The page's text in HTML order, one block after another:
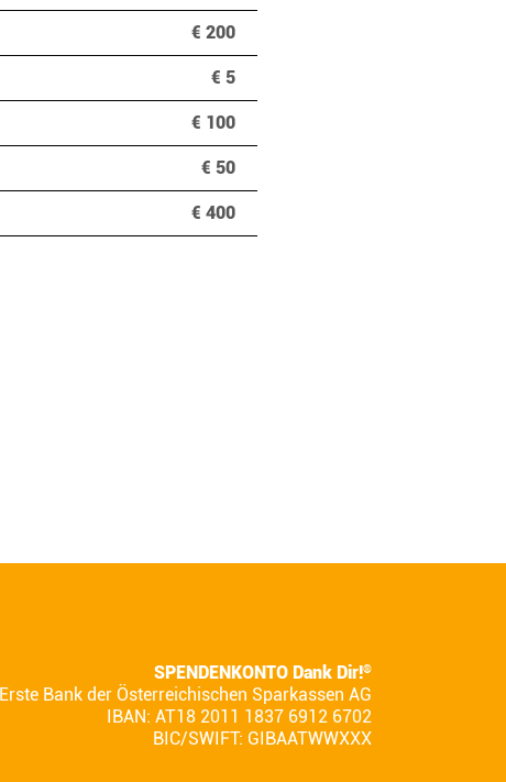
€ 200
€ 5
€ 100
€ 50
€ 400
SPENDENKONTO Dank Dir!®
Erste Bank der Österreichischen Sparkassen AG
IBAN: AT18 2011 1837 6912 6702
BIC/SWIFT: GIBAATWWXXX